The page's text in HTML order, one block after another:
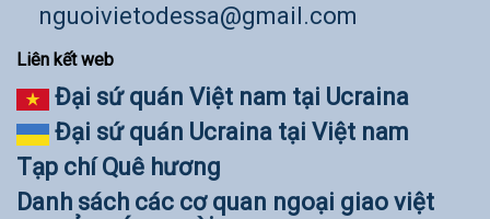
nguoivietodessa@gmail.com
Liên kết web
Đại sứ quán Việt nam tại Ucraina
Đại sứ quán Ucraina tại Việt nam
Tạp chí Quê hương
Danh sách các cơ quan ngoại giao việt